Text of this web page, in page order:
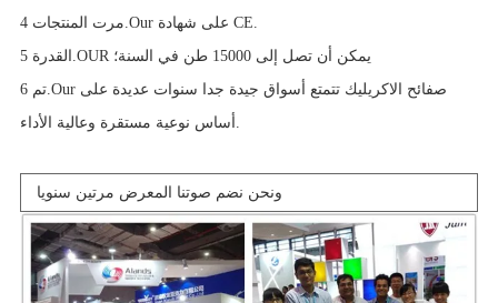
مرت المنتجات 4.Our على شهادة CE.
القدرة 5.OUR يمكن أن تصل إلى 15000 طن في السنة؛
تم 6.Our صفائح الاكريليك تتمتع أسواق جيدة جدا سنوات عديدة على
أساس نوعية مستقرة وعالية الأداء.
ونحن نضم صوتنا المعرض مرتين سنويا